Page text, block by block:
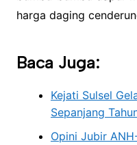
harga daging
Baca Juga:
Kejati Sulsel
Sepanjang
Opini Jubir